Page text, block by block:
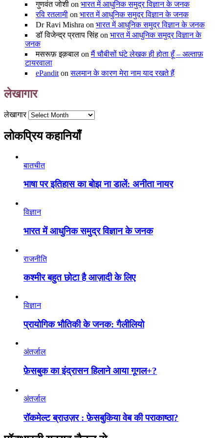
गुणवंत जोशी on भारत में आधुनिक समुद्र विज्ञान के जनक
रवि रतलामी on भारत में आधुनिक समुद्र विज्ञान के जनक
Dr Ravi Mishra on भारत में आधुनिक समुद्र विज्ञान के जनक
डॉ विजेन्द्र प्रताप सिंह on भारत में आधुनिक समुद्र विज्ञान के
जनक
मसरूफ़ इक़बाल onमैं चौबीसों घंटे लेखक ही होता हूँ – अल्ताफ़
टायरवाला
ePandit onसलमान के कारण मेरा नाम याद रखते हैं
लेखागार
लेखागार
लोकप्रिय कहानियाँ
बातचीत
भाषा पर इतिहास का बोझ ना डालें: अनीता नायर
विज्ञान
भारत में आधुनिक समुद्र विज्ञान के जनक
राजनीति
कश्मीर बहुत छोटा है आज़ादी के लिए
विज्ञान
प्रायोगिक भौतिकी के जनक: गैलीलियो
अंतर्जाल
फ़ेसबुक का इंद्रासन हिलाने आया गूगल+?
अंतर्जाल
रॉकमेल्ट ब्राउज़र : फ़ेसबुकिया वेब की पराकाष्ठा?